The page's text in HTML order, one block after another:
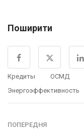
Поширити
Кредиты ОСМД
Энергоэффективность
ПОПЕРЕДНЯ